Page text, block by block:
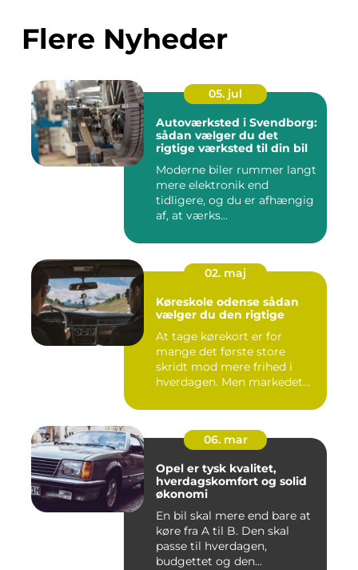
Flere Nyheder
05. jul
Autoværksted i Svendborg:
sådan vælger du det
rigtige værksted til din bil
Moderne biler rummer langt
mere elektronik end
tidligere, og du er afhængig
af, at værks...
02. maj
Køreskole odense sådan
vælger du den rigtige
At tage kørekort er for
mange det første store
skridt mod mere frihed i
hverdagen. Men markedet
06. mar
Opel er tysk kvalitet,
hverdagskomfort og solid
økonomi
En bil skal mere end bare at
køre fra A til B. Den skal
passe til hverdagen,
budgettet og den...